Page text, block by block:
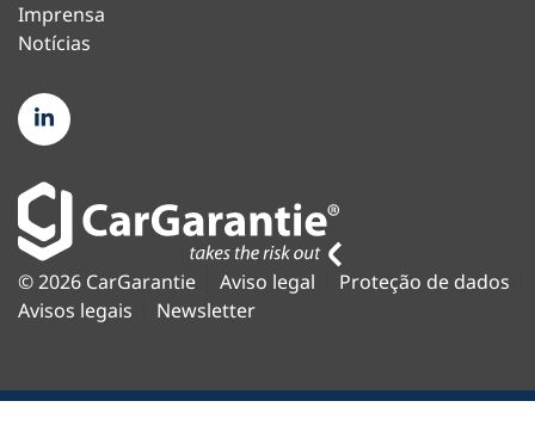
Imprensa
Notícias
© 2026 CarGarantie Aviso legal
Proteção de dados
Avisos legais
Newsletter